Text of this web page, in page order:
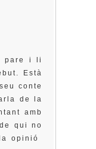
pare i li
Està
conte
de la
amb
qui no
opinió